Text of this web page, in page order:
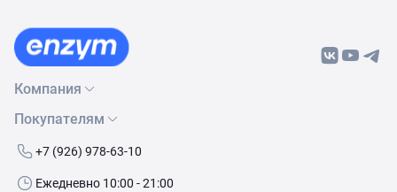
Компания
О нас
Бренды
Контакты
Покупателям
Как сделать заказ
Условия доставки
+7 (926) 978-63-10
Ежедневно 10:00 - 21:00